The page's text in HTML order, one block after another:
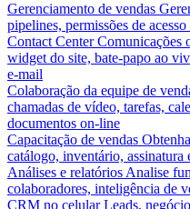
Gerenciamento de vendas
pipelines, permissões de
Contact Center Comunicações
widget do site, bate-papo ao
e-mail
Colaboração da equipe de
chamadas de vídeo, tarefas,
documentos on-line
Capacitação de vendas
catálogo, inventário,
Análises e relatórios Analise
colaboradores, inteligência de
CRM no celular Leads,